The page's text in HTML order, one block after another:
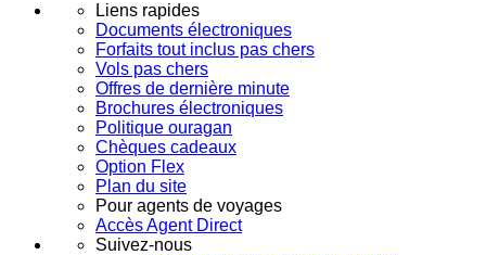
Liens rapides
Documents électroniques
Forfaits tout inclus pas chers
Vols pas chers
Offres de dernière minute
Brochures électroniques
Politique ouragan
Chèques cadeaux
Option Flex
Plan du site
Pour agents de voyages
Accès Agent Direct
Suivez-nous